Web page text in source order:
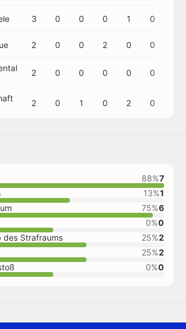
3 0 0 0 1 0
2 0 0 2 0 0
2 0 0 0 0 0
2 0 1 0 2 0
88%7
13%1
75%6
0%0
des Strafraums
25%2
25%2
0%0